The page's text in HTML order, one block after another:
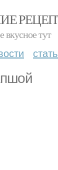
вкусное тут